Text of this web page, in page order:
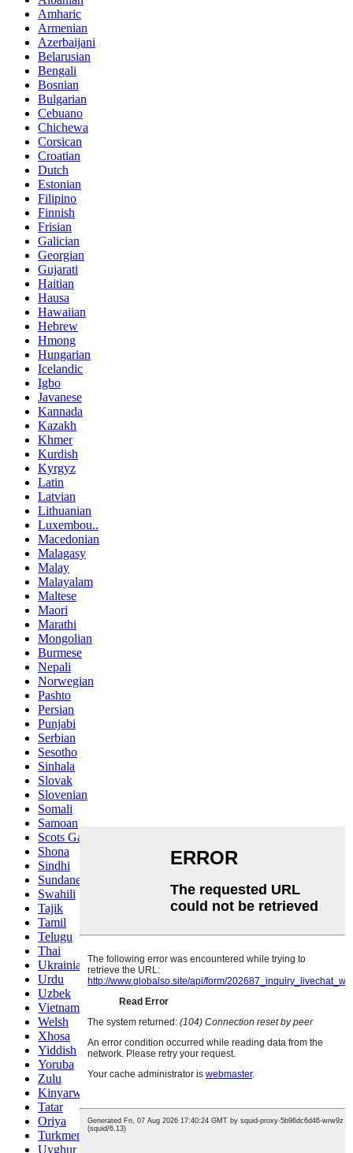
Amharic
Armenian
Azerbaijani
Belarusian
Bengali
Bosnian
Bulgarian
Cebuano
Chichewa
Corsican
Croatian
Dutch
Estonian
Filipino
Finnish
Frisian
Galician
Georgian
Gujarati
Haitian
Hausa
Hawaiian
Hebrew
Hmong
Hungarian
Icelandic
Igbo
Javanese
Kannada
Kazakh
Khmer
Kurdish
Kyrgyz
Latin
Latvian
Lithuanian
Luxembou..
Macedonian
Malagasy
Malay
Malayalam
Maltese
Maori
Marathi
Mongolian
Burmese
Nepali
Norwegian
Pashto
Persian
Punjabi
Serbian
Sesotho
Sinhala
Slovak
Slovenian
Somali
Samoan
Scots Gaelic
Shona
Sindhi
Sundanese
Swahili
Tajik
Tamil
Telugu
Thai
Ukrainian
Urdu
Uzbek
Vietnamese
Welsh
Xhosa
Yiddish
Yoruba
Zulu
Kinyarwanda
Tatar
Oriya
Turkmen
Uyghur